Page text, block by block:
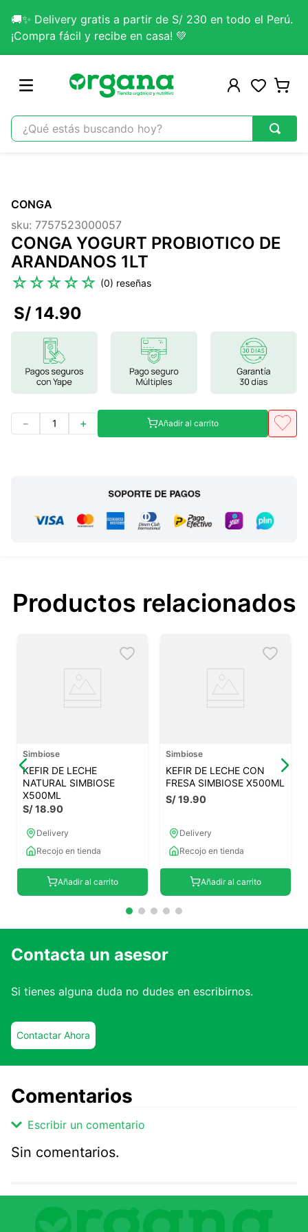
🚚✨ Delivery gratis a partir de S/ 230 en todo el Perú.
¡Compra fácil y recibe en casa! 💚
¿Qué estás buscando hoy?
2.
citrato magnesio
3.
colageno
4.
kefir
5 .
glicinato magnesio
magnesio
9.
stevia
CONGA
sku: 7757523000057
CONGA YOGURT PROBIOTICO DE
ARANDANOS 1LT
☆☆☆☆☆ (0)
S/ 14.90
＋
－ Añadir al carrito
Productos relacionados
Simbiose
KEFIR DE LECHE
NATURAL SIMBIOSE
X500ML
S/18.90
Delivery
Recojo en tienda
Añadir al carrito
Simbiose
KEFIR DE LECHE CON
FRESA SIMBIOSE X500ML
S/19.90
Delivery
Recojo en tienda
Añadir al carrito
Contacta un asesor
Si tienes alguna duda no dudes en escribirnos.
Contactar Ahora
Comentarios
Escribir un comentario
Comentario
Sin comentarios.